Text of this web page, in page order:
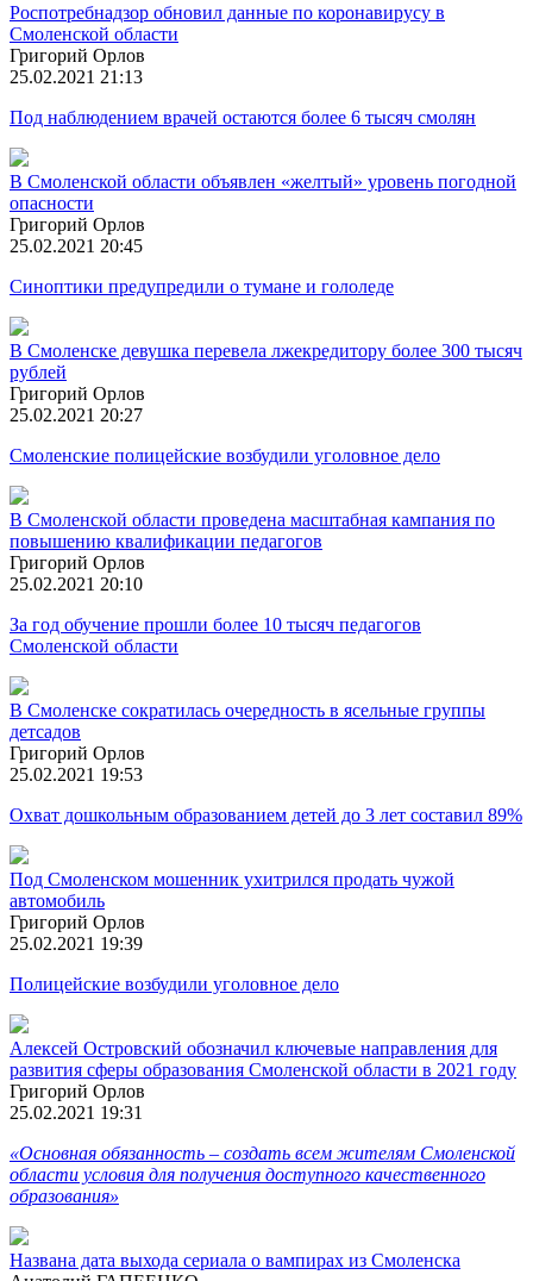
Роспотребнадзор обновил данные по коронавирусу в
Смоленской области
Григорий Орлов
25.02.2021 21:13
Под наблюдением врачей остаются более 6 тысяч смолян
В Смоленской области объявлен «желтый» уровень погодной
опасности
Григорий Орлов
25.02.2021 20:45
Синоптики предупредили о тумане и гололеде
В Смоленске девушка перевела лжекредитору более 300 тысяч
рублей
Григорий Орлов
25.02.2021 20:27
Смоленские полицейские возбудили уголовное дело
В Смоленской области проведена масштабная кампания по
повышению квалификации педагогов
Григорий Орлов
25.02.2021 20:10
За год обучение прошли более 10 тысяч педагогов
Смоленской области
В Смоленске сократилась очередность в ясельные группы
детсадов
Григорий Орлов
25.02.2021 19:53
Охват дошкольным образованием детей до 3 лет составил 89%
Под Смоленском мошенник ухитрился продать чужой
автомобиль
Григорий Орлов
25.02.2021 19:39
Полицейские возбудили уголовное дело
Алексей Островский обозначил ключевые направления для
развития сферы образования Смоленской области в 2021 году
Григорий Орлов
25.02.2021 19:31
«Основная обязанность – создать всем жителям Смоленской
области условия для получения доступного качественного
образования»
Названа дата выхода сериала о вампирах из Смоленска